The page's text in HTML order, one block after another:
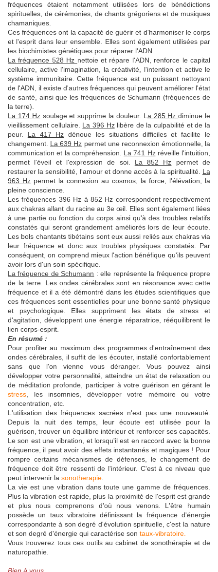
fréquences étaient notamment utilisées lors de bénédictions
spirituelles, de cérémonies, de chants grégoriens et de musiques
chamaniques.
Ces fréquences ont la capacité de guérir et d'harmoniser le corps
et l'esprit dans leur ensemble. Elles sont également utilisées par
les biochimistes génétiques pour réparer l'ADN.
La fréquence 528 Hz nettoie et répare l'ADN, renforce le capital
cellulaire, active l'imagination, la créativité, l'intention et active le
système immunitaire. Cette fréquence est un puissant nettoyant
de l'ADN, il existe d'autres fréquences qui peuvent améliorer l'état
de santé, ainsi que les fréquences de Schumann (fréquences de
la terre).
La 174 Hzsoulage et supprime la douleur. L a 285 Hzdiminue le
vieillissement cellulaire. La 396 Hzlibère de la culpabilité et de la
peur. La 417 Hz dénoue les situations difficiles et facilite le
changement. La 639 Hz permet une reconnexion émotionnelle, la
communication et la compréhension. La 741 Hzréveille l'intuition,
permet l'éveil et l'expression de soi. La 852 Hz permet de
restaurer la sensibilité, l'amour et donne accès à la spiritualité. La
963 Hz permet la connexion au cosmos, la force, l'élévation, la
pleine conscience.
Les fréquences 396 Hz à 852 Hz correspondent respectivement
aux chakras allant du racine au 3e œil. Elles sont également liées
à une partie ou fonction du corps ainsi qu'à des troubles relatifs
constatés qui seront grandement améliorés lors de leur écoute.
Les bols chantants tibétains sont eux aussi reliés aux chakras via
leur fréquence et donc aux troubles physiques constatés. Par
conséquent, on comprend mieux l'action bénéfique qu'ils peuvent
avoir lors d'un soin spécifique.
La fréquence de Schumann : elle représente la fréquence propre
de la terre. Les ondes cérébrales sont en résonance avec cette
fréquence et il a été démontré dans les études scientifiques que
ces fréquences sont essentielles pour une bonne santé physique
et psychologique. Elles suppriment les états de stress et
d'agitation, développent une énergie réparatrice, rééquilibrent le
lien corps-esprit.
En résumé :
Pour profiter au maximum des programmes d'entraînement des
ondes cérébrales, il suffit de les écouter, installé confortablement
sans que l'on vienne vous déranger. Vous pouvez ainsi
développer votre personnalité, atteindre un état de relaxation ou
de méditation profonde, participer à votre guérison en gérant le
stress , les insomnies, développer votre mémoire ou votre
concentration, etc.
L'utilisation des fréquences sacrées n'est pas une nouveauté.
Depuis la nuit des temps, leur écoute est utilisée pour la
guérison, trouver un équilibre intérieur et renforcer ses capacités.
Le son est une vibration, et lorsqu'il est en raccord avec la bonne
fréquence, il peut avoir des effets instantanés et magiques ! Pour
rompre certains mécanismes de défenses, le changement de
fréquence doit être ressenti de l'intérieur. C'est à ce niveau que
peut intervenir la sonotherapie
La vie est une vibration dans toute une gamme de fréquences.
Plus la vibration est rapide, plus la proximité de l'esprit est grande
et plus nous comprenons d'où nous venons. L'être humain
possède un taux vibratoire définissant la fréquence d'énergie
correspondante à son degré d'évolution spirituelle, c'est la nature
et son degré d'énergie qui caractérise son taux-vibratoire.
Vous trouverez tous ces outils au cabinet de sonothérapie et de
naturopathie.